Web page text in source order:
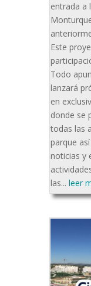
entrada a
Este
Todo
lanzará
en
donde se
todas las
parque
noticias y
las... leer